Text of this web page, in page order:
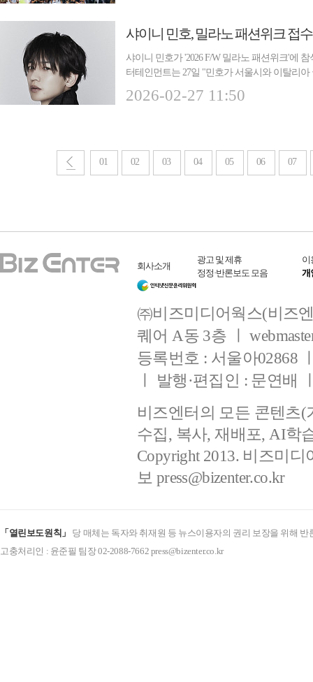
샤이니 민호, 밀라노 패션위크 접
샤이니 민호가 '2026 F/W 밀라노 패션위크'에
터테인먼트는 27일 "민호가 서울시와 이탈리
2026-02-27 11:50
01 02 03 04 05 06 07
회사소개
광고 및 제휴
정정·반론보도 모음
이
개
㈜비즈미디어웍스(비즈
퀘어 A동 3층 ㅣ
등록번호 : 서울아02868
ㅣ 발행·편집인 : 문연배
비즈엔터의 모든 콘텐츠
수집, 복사, 재배포, AI학
Copyright 2013. 비즈미
보 press@bizenter.co.kr
「열린보도원칙」
당 매체는 독자와 취재원 등 뉴스이용자의 권리 보장을 위해
고충처리인 : 윤준필 팀장 02-2088-7662 press@bizenter.co.kr